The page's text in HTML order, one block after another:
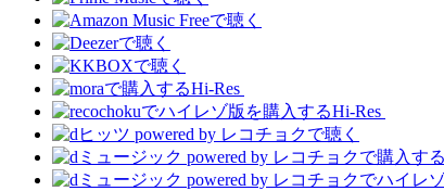
Hi-Res
Hi-Res